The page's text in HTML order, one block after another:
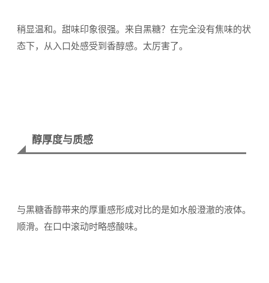
稍显温和。甜味印象很强。来自黑糖？在完全没有焦味的状
态下，从入口处感受到香醇感。太厉害了。
醇厚度与质感
与黑糖香醇带来的厚重感形成对比的是如水般澄澈的液体。
顺滑。在口中滚动时略感酸味。